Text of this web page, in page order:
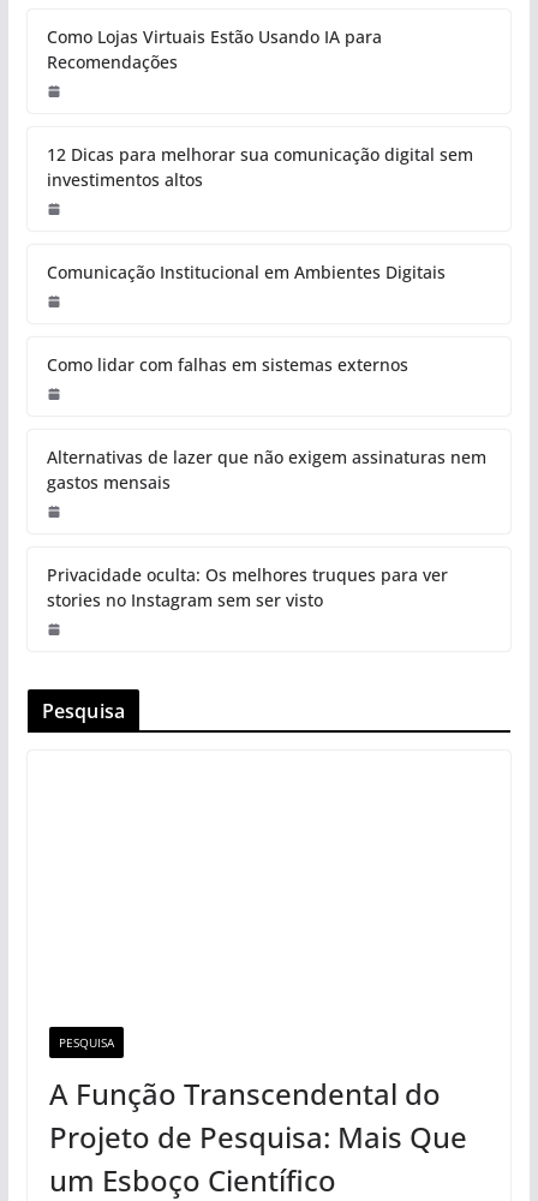
Como Lojas Virtuais Estão Usando IA para
Recomendações
12 Dicas para melhorar sua comunicação digital sem
investimentos altos
Comunicação Institucional em Ambientes Digitais
Como lidar com falhas em sistemas externos
Alternativas de lazer que não exigem assinaturas nem
gastos mensais
Privacidade oculta: Os melhores truques para ver
stories no Instagram sem ser visto
Pesquisa
PESQUISA
A Função Transcendental do
Projeto de Pesquisa: Mais Que
um Esboço Científico